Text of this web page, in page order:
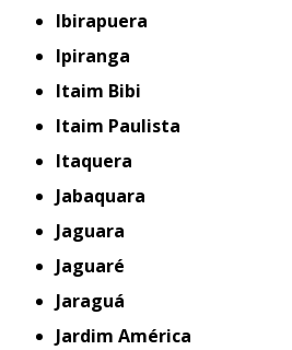
Ibirapuera
Ipiranga
Itaim Bibi
Itaim Paulista
Itaquera
Jabaquara
Jaguara
Jaguaré
Jaraguá
Jardim América